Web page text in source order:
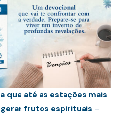
que até as estações mais
frutos espirituais –